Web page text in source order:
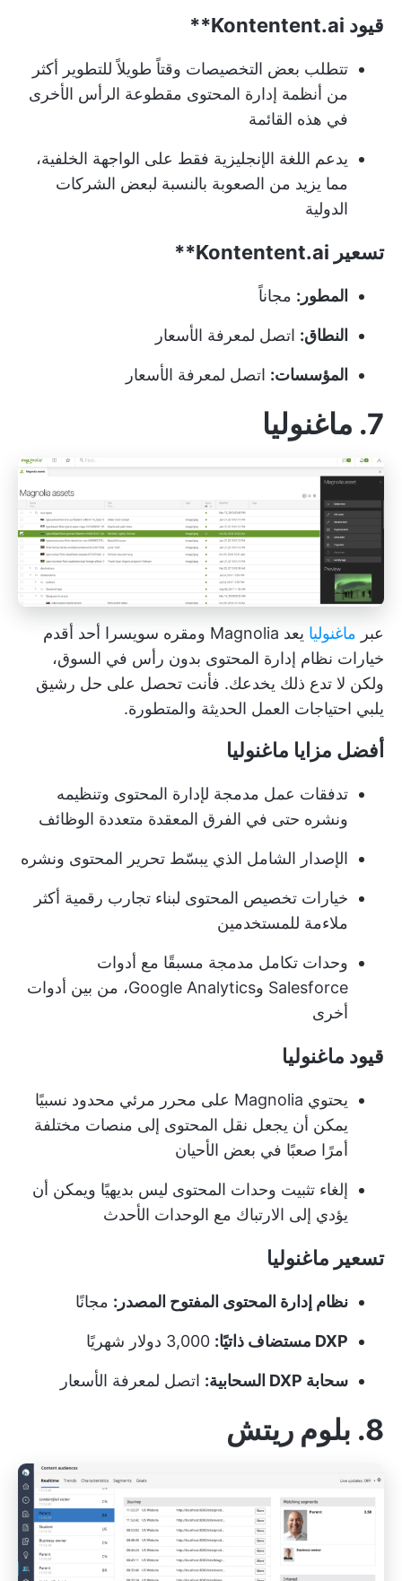
قيود Kontentent.ai**
تتطلب بعض التخصيصات وقتاً طويلاً للتطوير أكثر
من أنظمة إدارة المحتوى مقطوعة الرأس الأخرى
في هذه القائمة
يدعم اللغة الإنجليزية فقط على الواجهة الخلفية،
مما يزيد من الصعوبة بالنسبة لبعض الشركات
الدولية
تسعير Kontentent.ai**
المطور: مجاناً
النطاق: اتصل لمعرفة الأسعار
المؤسسات: اتصل لمعرفة الأسعار
7. ماغنوليا
عبر ماغنوليا
يعد Magnolia ومقره سويسرا أحد أقدم
خيارات نظام إدارة المحتوى بدون رأس في السوق،
ولكن لا تدع ذلك يخدعك. فأنت تحصل على حل رشيق
يلبي احتياجات العمل الحديثة والمتطورة.
أفضل مزايا ماغنوليا
تدفقات عمل مدمجة لإدارة المحتوى وتنظيمه
ونشره حتى في الفرق المعقدة متعددة الوظائف
الإصدار الشامل الذي يبسّط تحرير المحتوى ونشره
خيارات تخصيص المحتوى لبناء تجارب رقمية أكثر
ملاءمة للمستخدمين
وحدات تكامل مدمجة مسبقًا مع أدوات
Salesforce وGoogle Analytics، من بين أدوات
أخرى
قيود ماغنوليا
يحتوي Magnolia على محرر مرئي محدود نسبيًا
يمكن أن يجعل نقل المحتوى إلى منصات مختلفة
أمرًا صعبًا في بعض الأحيان
إلغاء تثبيت وحدات المحتوى ليس بديهيًا ويمكن أن
يؤدي إلى الارتباك مع الوحدات الأحدث
تسعير ماغنوليا
نظام إدارة المحتوى المفتوح المصدر: مجانًا
DXP مستضاف ذاتيًا:
سحابة DXP السحابية: اتصل لمعرفة الأسعار
8. بلوم ريتش